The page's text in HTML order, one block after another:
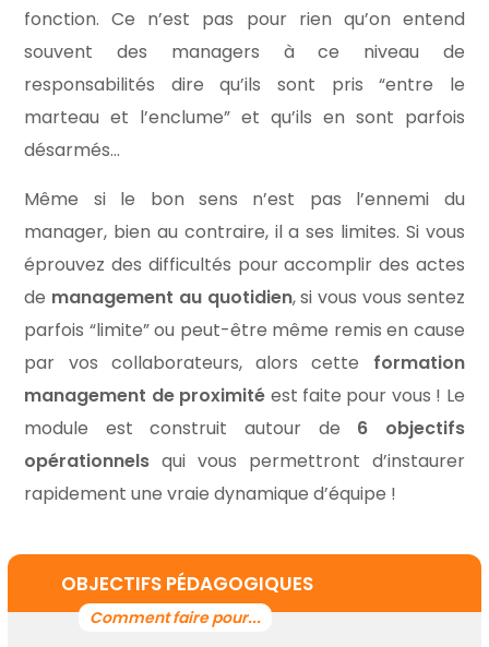
fonction. Ce n’est pas pour rien qu’on entend
souvent des managers à ce niveau de
responsabilités dire qu’ils sont pris “entre le
marteau et l’enclume” et qu’ils en sont parfois
désarmés…
Même si le bon sens n’est pas l’ennemi du
manager, bien au contraire, il a ses limites. Si vous
éprouvez des difficultés pour accomplir des actes
de management au quotidien, si vous vous sentez
parfois “limite” ou peut-être même remis en cause
par vos collaborateurs, alors cette formation
management de proximité est faite pour vous ! Le
module est construit autour de 6 objectifs
opérationnels qui vous permettront d’instaurer
rapidement une vraie dynamique d’équipe !
OBJECTIFS PÉDAGOGIQUES